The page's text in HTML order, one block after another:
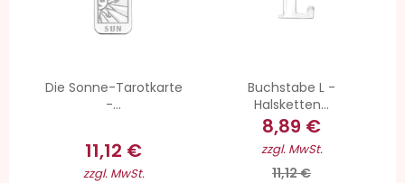
Die Sonne-Tarotkarte
-...
11,12 €
zzgl. MwSt.
Buchstabe L -
Halsketten...
8,89 €
zzgl. MwSt.
11,12 €